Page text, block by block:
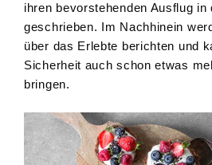
ihren bevorstehenden Ausflug in
geschrieben. Im Nachhinein
über das Erlebte berichten und
Sicherheit auch schon etwas
bringen.